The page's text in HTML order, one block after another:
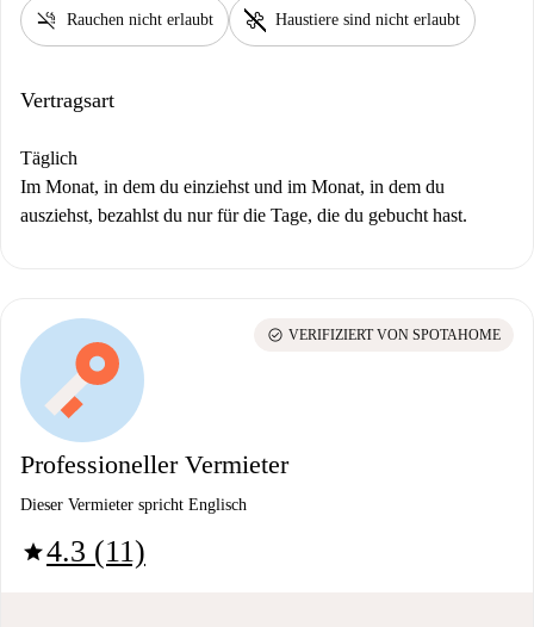
smoke_free Rauchen nicht erlaubt pet_supplies Haustiere sind nicht erlaubt
Vertragsart
Täglich
Im Monat, in dem du einziehst und im Monat, in dem du
ausziehst, bezahlst du nur für die Tage, die du gebucht hast.
Professioneller Vermieter
Dieser Vermieter spricht Englisch
star4.3 (11)
check_circle VERIFIZIERT VON SPOTAHOME